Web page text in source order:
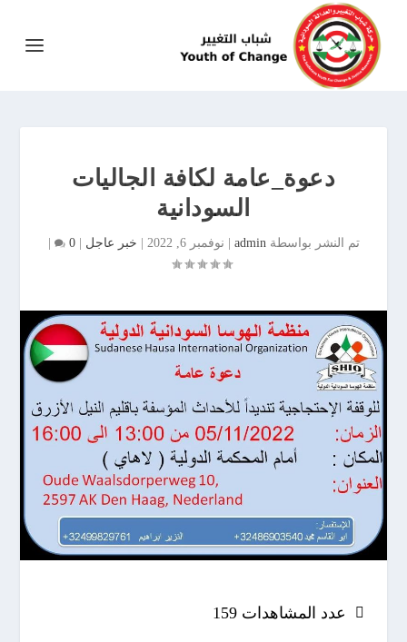
دعوة_عامة لكافة الجاليات
السودانية
تم النشر بواسطةadmin نوفمبر 6, 2022 خبر عاجل |
0
عدد المشاهدات 159